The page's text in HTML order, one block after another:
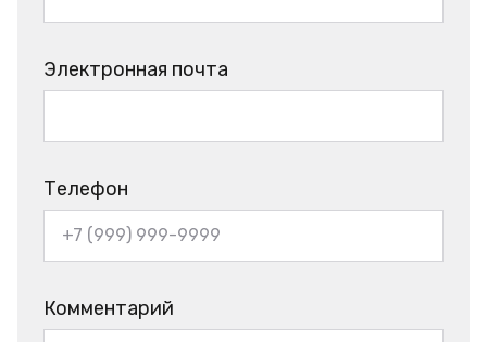
Электронная почта
Телефон
Комментарий